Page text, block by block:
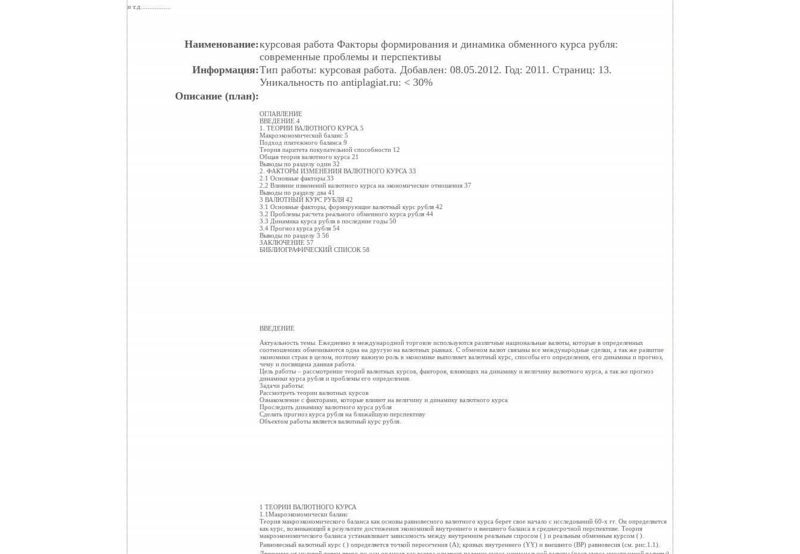
и т.д.................
Наименование:курсовая работа Факторы формирования и динамика обменного курса рубля:
современные проблемы и перспективы
Информация:Тип работы: курсовая работа. Добавлен: 08.05.2012. Год: 2011. Страниц: 13.
Уникальность по antiplagiat.ru: < 30%
Описание (план):
ОГЛАВЛЕНИЕ
ВВЕДЕНИЕ 4
1. ТЕОРИИ ВАЛЮТНОГО КУРСА 5
Макроэкономический баланс 5
Подход платежного баланса 9
Теория паритета покупательной способности 12
Общая теория валютного курса 21
Выводы по разделу один 32
2. ФАКТОРЫ ИЗМЕНЕНИЯ ВАЛЮТНОГО КУРСА 33
2.1 Основные факторы 33
2.2 Влияние изменений валютного курса на экономические отношения 37
Выводы по разделу два 41
3 ВАЛЮТНЫЙ КУРС РУБЛЯ 42
3.1 Основные факторы, формирующие валютный курс рубля 42
3.2 Проблемы расчета реального обменного курса рубля 44
3.3 Динамика курса рубля в последние годы 50
3.4 Прогноз курса рубля 54
Выводы по разделу 3 56
ЗАКЛЮЧЕНИЕ 57
БИБЛИОГРАФИЧЕСКИЙ СПИСОК 58
ВВЕДЕНИЕ
Актуальность темы. Ежедневно в международной торговле используются различные национальные валюты, которые в определенных
соотношениях обмениваются одна на другую на валютных рынках. С обменом валют связаны все международные сделки, а так же развитие
экономики стран в целом, поэтому важную роль в экономике выполняет валютный курс, способы его определения, его динамика и прогноз,
чему и посвящена данная работа.
Цель работы – рассмотрение теорий валютных курсов, факторов, влияющих на динамику и величину валютного курса, а так же прогноз
динамики курса рубля и проблемы его определения.
Задачи работы:
Рассмотреть теории валютных курсов
Ознакомление с факторами, которые влияют на величину и динамику валютного курса
Проследить динамику валютного курса рубля
Сделать прогноз курса рубля на ближайшую перспективу
Объектом работы является валютный курс рубля.
1 ТЕОРИИ ВАЛЮТНОГО КУРСА
1.1Макроэкономически баланс
Теория макроэкономического баланса как основы равновесного валютного курса берет свое начало с исследований 60-х гг. Он определяется
как курс, возникающий в результате достижения экономикой внутреннего и внешнего баланса в среднесрочной перспективе. Теория
макроэкономического баланса устанавливает зависимость между внутренним реальным спросом () и реальным обменным курсом ().
Равновесный валютный курс () определяется точкой пересечения (А); кривых внутреннего (YY) и внешнего (ВР) равновесия (см. рис.1.1).